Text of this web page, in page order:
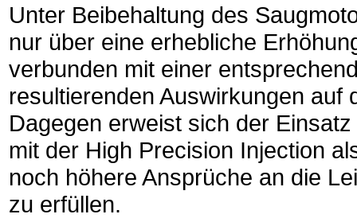
Unter Beibehaltung des
nur über eine erhebliche
verbunden mit einer
resultierenden Auswirkungen auf
Dagegen erweist sich der
mit der High Precision Injection
noch höhere Ansprüche an die
zu erfüllen.